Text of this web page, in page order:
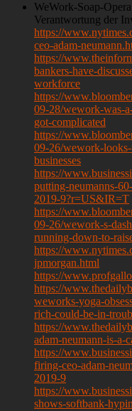
WeWork-Soap-
Verantwortung der
https://
ceo-adam-
https://
bankers-have-
workforce
https://
09-28/wework-was-
got-complicated
https://
09-26/wework-
businesses
https://
putting-neumanns-
2019-9?r=US&IR=T
https://
09-26/wework-s-
running-down-to-
https://
jpmorgan.html
https://
https://
weworks-yoga-
rich-could-be-in-
https://
adam-neumann-is-a-
https://
firing-ceo-adam-
2019-9
https://
shows-softbank-